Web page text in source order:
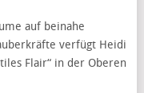
auf beinahe
verfügt Heidi
Flair“ in der Oberen